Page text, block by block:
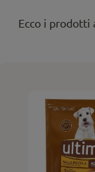
Ecco i prodotti